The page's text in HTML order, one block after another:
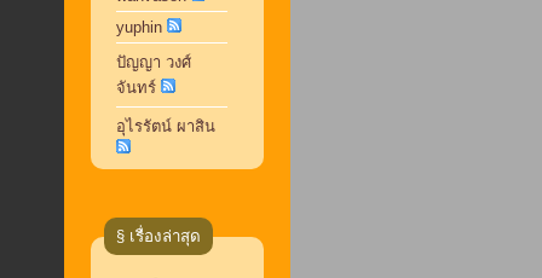
yuphin
ปัญญา วงศ์
จันทร์
อุไรรัตน์ ผาสิน
§ เรื่องล่าสุด